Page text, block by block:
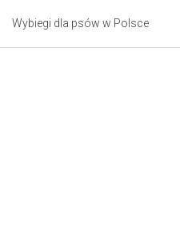
Wybiegi dla psów w Polsce